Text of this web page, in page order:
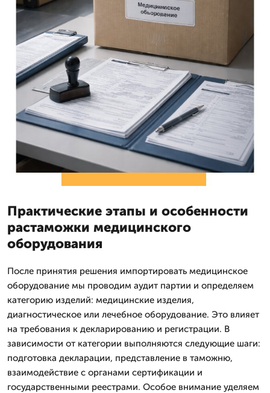
Практические этапы и особенности
растаможки медицинского
оборудования
После принятия решения импортировать медицинское
оборудование мы проводим аудит партии и определяем
категорию изделий: медицинские изделия,
диагностическое или лечебное оборудование. Это влияет
на требования к декларированию и регистрации. В
зависимости от категории выполняются следующие шаги:
подготовка декларации, представление в таможню,
взаимодействие с органами сертификации и
государственными реестрами. Особое внимание уделяем